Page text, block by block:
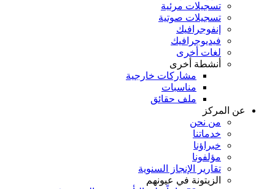
تسجيلات مرئية
تسجيلات صوتية
إنفوجرافيك
فيديوجرافيك
لغات أخرى
أنشطة أخرى
مشاركات خارجية
مناسبات
ملف حقائق
عن المركز
من نحن
خدماتنا
خبراؤنا
مؤلفونا
تقارير الإنجاز السنوية
الزيتونة في عيونهم